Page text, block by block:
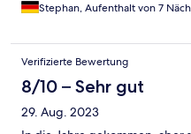
Stephan, Aufenthalt von 7
Verifizierte Bewertung
8/10 – Sehr gut
29. Aug. 2023